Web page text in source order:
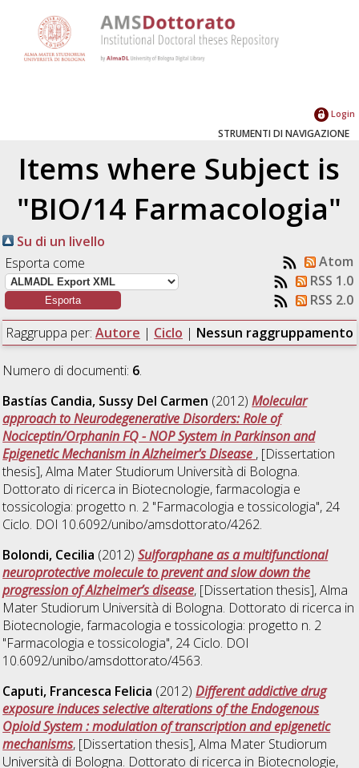
Login
STRUMENTI DI NAVIGAZIONE
Items where Subject is
"BIO/14 Farmacologia"
Su di un livello
Esporta come
Atom
RSS 1.0
RSS 2.0
Raggruppa per: Autore | Ciclo | Nessun raggruppamento
Numero di documenti: 6.
Bastías Candia, Sussy Del Carmen (2012)Molecular
approach to Neurodegenerative Disorders: Role of
Nociceptin/Orphanin FQ - NOP System in Parkinson and
Epigenetic Mechanism in Alzheimer's Disease , [Dissertation
thesis], Alma Mater Studiorum Università di Bologna.
Dottorato di ricerca in Biotecnologie, farmacologia e
tossicologia: progetto n. 2 "Farmacologia e tossicologia", 24
Ciclo. DOI 10.6092/unibo/amsdottorato/4262.
Bolondi, Cecilia (2012)Sulforaphane as a multifunctional
neuroprotective molecule to prevent and slow down the
progression of Alzheimer’s disease, [Dissertation thesis], Alma
Mater Studiorum Università di Bologna. Dottorato di ricerca in
Biotecnologie, farmacologia e tossicologia: progetto n. 2
"Farmacologia e tossicologia", 24 Ciclo. DOI
10.6092/unibo/amsdottorato/4563.
Caputi, Francesca Felicia (2012)Different addictive drug
exposure induces selective alterations of the Endogenous
Opioid System : modulation of transcription and epigenetic
mechanisms, [Dissertation thesis], Alma Mater Studiorum
Università di Bologna. Dottorato di ricerca in Biotecnologie,